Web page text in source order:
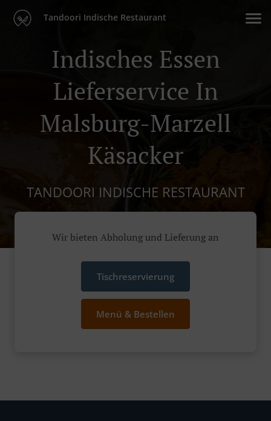
Tandoori Indische Restaurant
Indisches Essen
Lieferservice In
Malsburg-Marzell
Käsacker
TANDOORI INDISCHE RESTAURANT
Wir bieten Abholung und Lieferung an
Tischreservierung
Menü & Bestellen